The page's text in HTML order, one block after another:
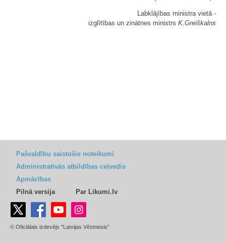
Labklājības ministra vietā -
izglītības un zinātnes ministrs K.Greiškalns
Pašvaldību saistošie noteikumi
Administratīvās atbildības ceļvedis
Apmācības
Pilnā versija
Par Likumi.lv
© Oficiālais izdevējs "Latvijas Vēstnesis"